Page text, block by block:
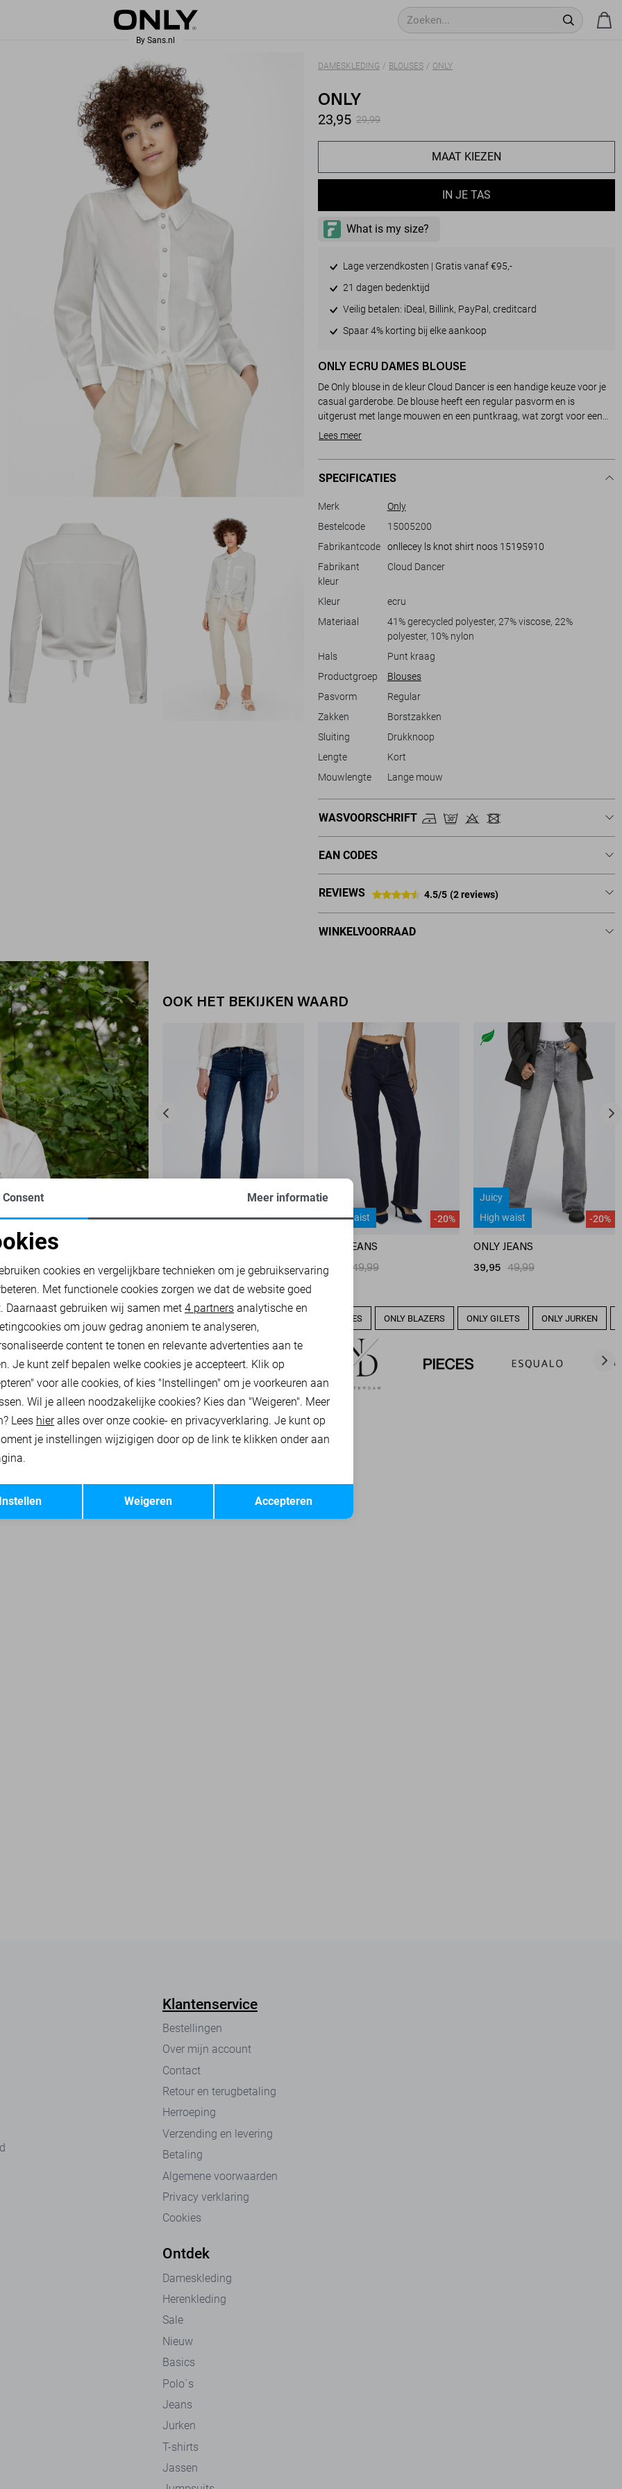
DAMESKLEDING BLOUSES ONLY
ONLY
23,95 29,99
MAAT KIEZEN
- LEVERTIJD 2-5 DAGEN
- LEVERTIJD 2-5 DAGEN
IN JE TAS
Lage verzendkosten | Gratis vanaf €95,-
21 dagen bedenktijd
Veilig betalen: iDeal, Billink, PayPal, creditcard
Spaar 4% korting bij elke aankoop
ONLY ECRU DAMES BLOUSE
De Only blouse in de kleur Cloud Dancer is een handige keuze voor je
casual garderobe. De blouse heeft een regular pasvorm en is
uitgerust met lange mouwen en een puntkraag, wat zorgt voor een
verzorgde uitstraling. De voorzijde is voorzien van stijlvolle
moderne, maar toch tijdloze look krijgt. De knoopdetail aan de
onderkant geeft een speelse twist aan het geheel, waardoor het
een ontspannen dagje uit.
geschikt voor de lente. De kortere lengte maakt het makkelijk te
combineren met zowel hoge als lage tailles, wat bijdraagt aan de
veelzijdigheid van je outfits. Draag het met een lichte jeans of een
nette pantalon om je look compleet te maken. Of je nu naar een
biedt je een balans tussen gemak en stijl.
Lees meer
SPECIFICATIES
Merk
Only
Bestelcode
15005200
Fabrikantcode
onllecey ls knot shirt noos 15195910
Fabrikant
kleur
Cloud Dancer
Kleur
ecru
Materiaal
41% gerecycled polyester, 27% viscose, 22%
polyester, 10% nylon
Hals
Punt kraag
Productgroep
Blouses
Pasvorm
Regular
Zakken
Borstzakken
Sluiting
Drukknoop
Lengte
Kort
Mouwlengte
Lange mouw
WASVOORSCHRIFT
EAN CODES
REVIEWS 4.5/5 (2 reviews)
WINKELVOORRAAD
OOK HET BEKIJKEN WAARD
Regular waist
-30%
35,00 49,99
Juicy
High waist
-20%
ONLY JEANS
39,95 49,99
Juicy
High waist
-20%
ONLY JEANS
39,95 49,99
ONLY BLOUSES ONLY BLAZERS ONLY GILETS ONLY JURKEN
Klantenservice
Bestellingen
Over mijn account
Contact
Retour en terugbetaling
Herroeping
Verzending en levering
Betaling
Algemene voorwaarden
Privacy verklaring
Cookies
Ontdek
Dameskleding
Herenkleding
Sale
Nieuw
Basics
Polo`s
Jeans
Jurken
T-shirts
Jassen
cookies
cookies Marketing cookies
Terug Opslaan
Consent Meer informatie
cookies en vergelijkbare technieken om je gebruikservaring
Met functionele cookies zorgen we dat de website goed
Daarnaast gebruiken wij samen met 4 partners analytische en
om jouw gedrag anoniem te analyseren,
content te tonen en relevante advertenties aan te
Je kunt zelf bepalen welke cookies je accepteert. Klik op
voor alle cookies, of kies "Instellingen" om je voorkeuren aan
Wil je alleen noodzakelijke cookies? Kies dan "Weigeren". Meer
Lees hieralles over onze cookie- en privacyverklaring. Je kunt op
je instellingen wijzigigen door op de link te klikken onder aan
Accepteren
Weigeren